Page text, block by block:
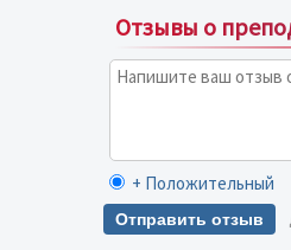
Отзывы о
+ Положительный
Отправить отзыв